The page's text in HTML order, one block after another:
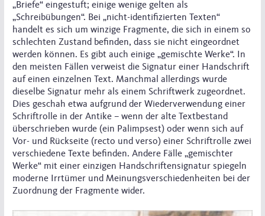
„Briefe“ eingestuft; einige wenige gelten als
„Schreibübungen“. Bei „nicht-identifizierten Texten“
handelt es sich um winzige Fragmente, die sich in einem so
schlechten Zustand befinden, dass sie nicht eingeordnet
werden können. Es gibt auch einige „gemischte Werke“. In
den meisten Fällen verweist die Signatur einer Handschrift
auf einen einzelnen Text. Manchmal allerdings wurde
dieselbe Signatur mehr als einem Schriftwerk zugeordnet.
Dies geschah etwa aufgrund der Wiederverwendung einer
Schriftrolle in der Antike – wenn der alte Textbestand
überschrieben wurde (ein Palimpsest) oder wenn sich auf
Vor- und Rückseite (recto und verso) einer Schriftrolle zwei
verschiedene Texte befinden. Andere Fälle „gemischter
Werke“ mit einer einzigen Handschriftensignatur spiegeln
moderne Irrtümer und Meinungsverschiedenheiten bei der
Zuordnung der Fragmente wider.